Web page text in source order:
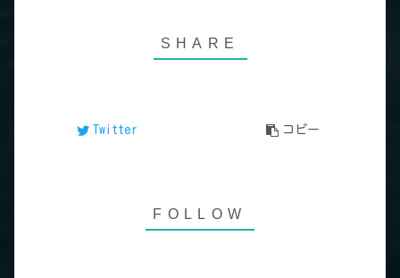
Twitter コピー